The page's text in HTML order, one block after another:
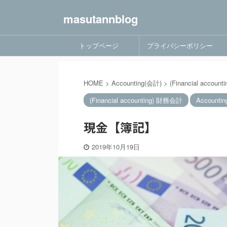
masutannblog
トップページ プライバシーポリシー
HOME > Accounting(会計) > (Financial
(Financial accounting) 財務会計
現金【簿記】
2019年10月19日